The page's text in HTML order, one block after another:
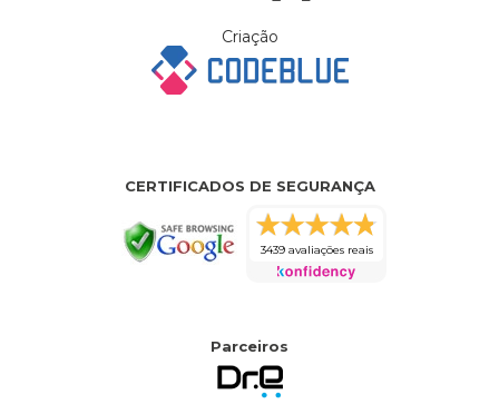
Criação
CERTIFICADOS DE SEGURANÇA
3439 avaliações reais
Parceiros